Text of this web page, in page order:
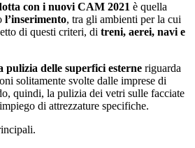
con i nuovi CAM 2021 è quella
l’inserimento, tra gli ambienti per la cui
di questi criteri, di treni, aerei, navi e
pulizia delle superfici esterne riguarda
solitamente svolte dalle imprese di
quindi, la pulizia dei vetri sulle facciate
di attrezzature specifiche.